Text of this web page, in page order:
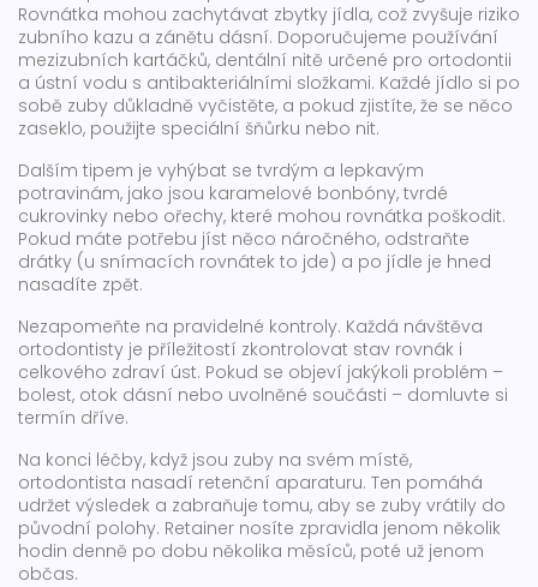
Rovnátka mohou zachytávat zbytky jídla, což zvyšuje riziko
zubního kazu a zánětu dásní. Doporučujeme používání
mezizubních kartáčků, dentální nitě určené pro ortodontii
a ústní vodu s antibakteriálními složkami. Každé jídlo si po
sobě zuby důkladně vyčistěte, a pokud zjistíte, že se něco
zaseklo, použijte speciální šňůrku nebo nit.
Dalším tipem je vyhýbat se tvrdým a lepkavým
potravinám, jako jsou karamelové bonbóny, tvrdé
cukrovinky nebo ořechy, které mohou rovnátka poškodit.
Pokud máte potřebu jíst něco náročného, odstraňte
drátky (u snímacích rovnátek to jde) a po jídle je hned
nasadíte zpět.
Nezapomeňte na pravidelné kontroly. Každá návštěva
ortodontisty je příležitostí zkontrolovat stav rovnák i
celkového zdraví úst. Pokud se objeví jakýkoli problém –
bolest, otok dásní nebo uvolněné součásti – domluvte si
termín dříve.
Na konci léčby, když jsou zuby na svém místě,
ortodontista nasadí retenční aparaturu. Ten pomáhá
udržet výsledek a zabraňuje tomu, aby se zuby vrátily do
původní polohy. Retainer nosíte zpravidla jenom několik
hodin denně po dobu několika měsíců, poté už jenom
občas.